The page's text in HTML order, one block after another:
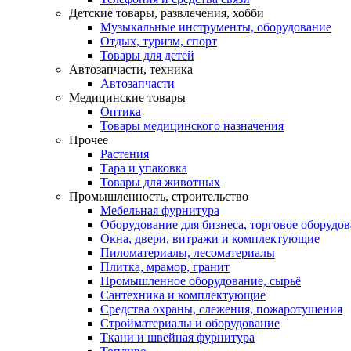
Детские товары, развлечения, хобби
Музыкальные инструменты, оборудование
Отдых, туризм, спорт
Товары для детей
Автозапчасти, техника
Автозапчасти
Медицинские товары
Оптика
Товары медицинского назначения
Прочее
Растения
Тара и упаковка
Товары для животных
Промышленность, строительство
Мебельная фурнитура
Оборудование для бизнеса, торговое
Окна, двери, витражи и комплектующие
Пиломатериалы, лесоматериалы
Плитка, мрамор, гранит
Промышленное оборудование, сырьё
Сантехника и комплектующие
Средства охраны, слежения, пожаротушения
Стройматериалы и оборудование
Ткани и швейная фурнитура